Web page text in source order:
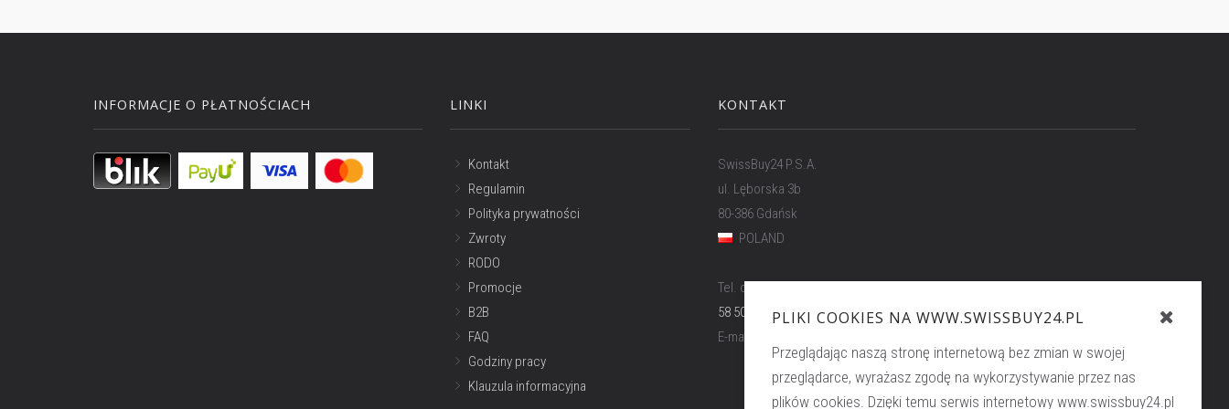
PLIKI COOKIES NA WWW.SWISSBUY24.PL
Przeglądając naszą stronę internetową bez zmian w swojej
przeglądarce, wyrażasz zgodę na wykorzystywanie przez nas
plików cookies. Dzięki temu serwis internetowy www.swissbuy24.pl
INFORMACJE O PŁATNOŚCIACH LINKI
Kontakt
Regulamin
Polityka prywatności
Zwroty
RODO
Promocje
B2B
FAQ
Godziny pracy
Klauzula informacyjna
KONTAKT
SwissBuy24 P.S.A.
ul. Lęborska 3b
80-386 Gdańsk
POLAND
Tel. obsługa w Polsce:
58 500 81 66
E-mail: